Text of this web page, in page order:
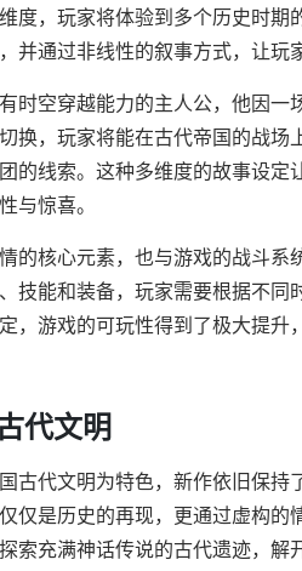
度，玩家将体验到多个历史时期
并通过非线性的叙事方式，让玩
时空穿越能力的主人公，他因一
换，玩家将能在古代帝国的战场
的线索。这种多维度的故事设定
与惊喜。
的核心元素，也与游戏的战斗系
技能和装备，玩家需要根据不同
，游戏的可玩性得到了极大提升
代文明
古代文明为特色，新作依旧保持
仅是历史的再现，更通过虚构的
索充满神话传说的古代遗迹，解